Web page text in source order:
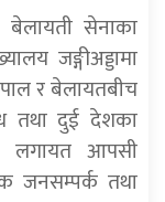
बेलायती सेनाका
जङ्गीअड्डामा
र बेलायतबीच
तथा दुई देशका
लगायत आपसी
जनसम्पर्क तथा